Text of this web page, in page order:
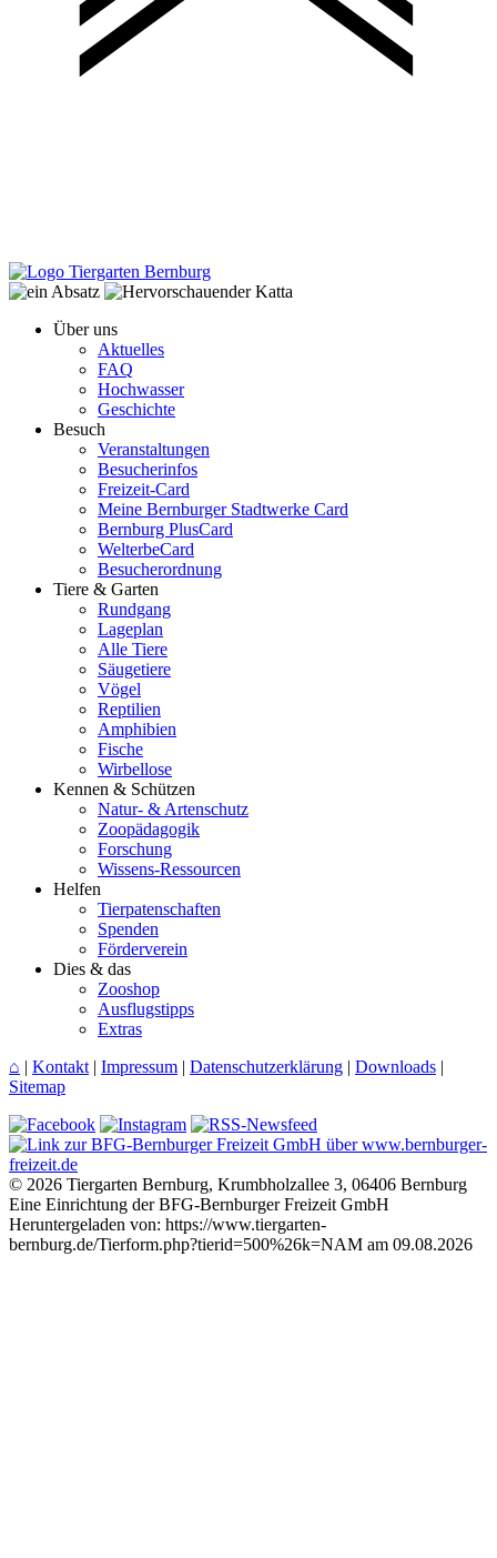
Über uns
Aktuelles
FAQ
Hochwasser
Geschichte
Besuch
Veranstaltungen
Besucherinfos
Freizeit-Card
Meine Bernburger Stadtwerke Card
Bernburg PlusCard
WelterbeCard
Besucherordnung
Tiere & Garten
Rundgang
Lageplan
Alle Tiere
Säugetiere
Vögel
Reptilien
Amphibien
Fische
Wirbellose
Kennen & Schützen
Natur- & Artenschutz
Zoopädagogik
Forschung
Wissens-Ressourcen
Helfen
Tierpatenschaften
Spenden
Förderverein
Dies & das
Zooshop
Ausflugstipps
Extras
⌂ | Kontakt | Impressum | Datenschutzerklärung | Downloads |
Sitemap
© 2026 Tiergarten Bernburg, Krumbholzallee 3, 06406 Bernburg
Eine Einrichtung der BFG-Bernburger Freizeit GmbH
Heruntergeladen von: https://www.tiergarten-
bernburg.de/Tierform.php?tierid=500%26k=NAM am 09.08.2026